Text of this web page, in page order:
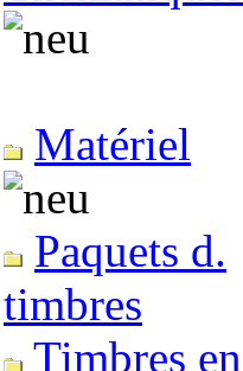
Matériel
Paquets d.
timbres
Timbres en